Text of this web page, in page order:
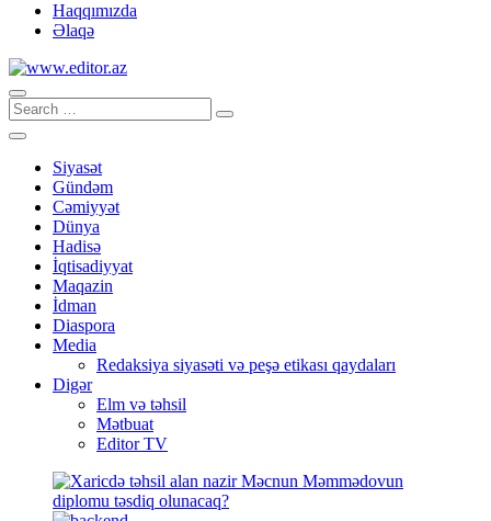
Haqqımızda
Əlaqə
Siyasət
Gündəm
Cəmiyyət
Dünya
Hadisə
İqtisadiyyat
Maqazin
İdman
Diaspora
Media
Redaksiya siyasəti və peşə etikası qaydaları
Digər
Elm və təhsil
Mətbuat
Editor TV